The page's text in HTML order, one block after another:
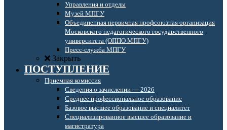
Управления и отделы
Музей МПГУ
Объединенная первичная профсоюзная организация
Московского педагогического государственного
университета (ОППО МПГУ)
Пресс-служба МПГУ
Закрыть
ПОСТУПЛЕНИЕ
Приемная комиссия
Сведения о зачислении — 2026
Среднее профессиональное образование
Базовое высшее образование и специалитет
Специализированное высшее образование и
магистратура